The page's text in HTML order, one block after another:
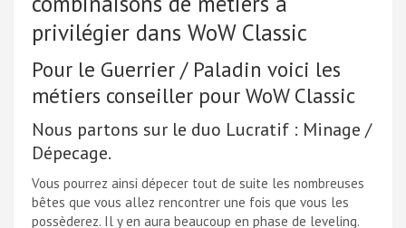
privilégier dans WoW Classic
Pour le Guerrier / Paladin voici les
métiers conseiller pour WoW Classic
Nous partons sur le duo Lucratif : Minage /
Dépecage.
Vous pourrez ainsi dépecer tout de suite les nombreuses
bêtes que vous allez rencontrer une fois que vous les
possèderez. Il y en aura beaucoup en phase de leveling.